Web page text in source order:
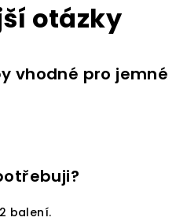
otázky
vhodné pro jemné
balení.